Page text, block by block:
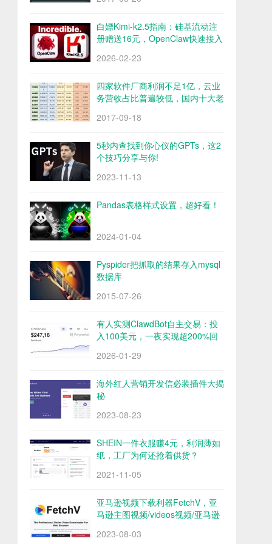
白嫖Kimi-k2.5指南：硅基流动注
册赠送16元，OpenClaw快速接入
2026-02-23
四家软件厂商利润不足1亿，云业
务营收占比普遍较低，国内十大老
2017-09-18
5秒内查找到你心仪的GPTs，这2
个技巧分享与你!
2023-11-13
Pandas表格样式设置，超好看！
2024-01-04
Pyspider把抓取的结果存入mysql
数据库
2015-07-26
有人实测ClawdBot自主交易：投
入100美元，一夜实现超200%回
2026-01-29
海外红人营销开发信必装插件大揭
秘
2023-08-23
SHEIN一件衣服赚4元，利润薄如
纸，工厂为何还抢着供货？
2021-11-05
亚马逊视频下载利器FetchV，亚
马逊主图视频/videos视频/亚马逊
2023-08-03